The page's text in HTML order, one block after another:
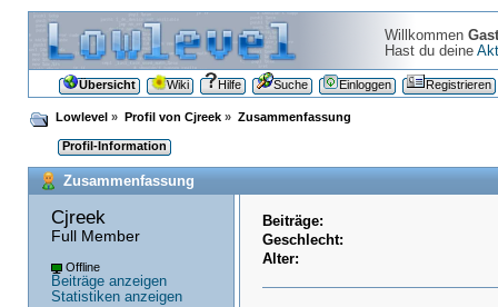
Willkommen Gast
Hast du deine
Übersicht Wiki Hilfe Suche Einloggen Registrieren
Lowlevel » Profil von Cjreek» Zusammenfassung
Profil-Information
Zusammenfassung
Cjreek
Full Member
Offline
Beiträge anzeigen
Statistiken anzeigen
Beiträge:
Geschlecht:
Alter: